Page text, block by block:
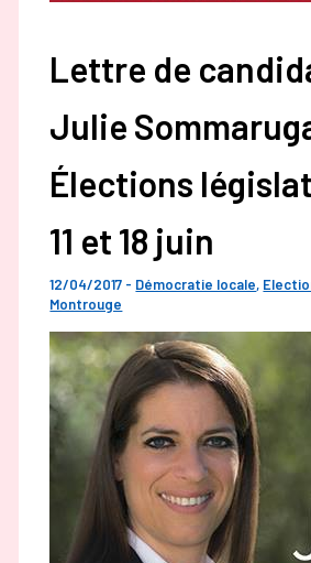
Lettre de
Julie
Élections
11 et 18 juin
12/04/2017 - Démocratie locale,
Montrouge